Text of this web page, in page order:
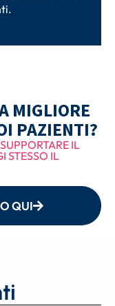
MIGLIORE
PAZIENTI?
IL
STESSO IL
QUI